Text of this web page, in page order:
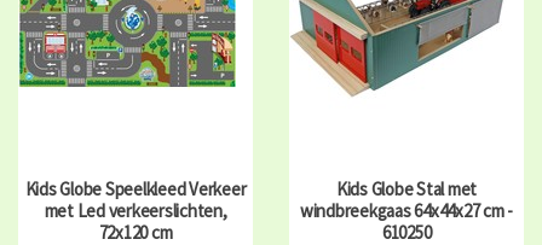
Kids Globe Speelkleed Verkeer
met Led verkeerslichten,
72x120 cm
Kids Globe Stal met
windbreekgaas 64x44x27 cm -
610250